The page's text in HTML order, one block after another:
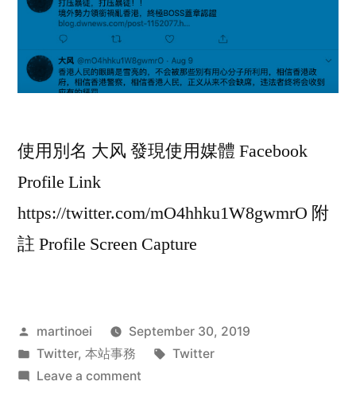
使用別名 大风 發現使用媒體 Facebook
Profile Link
https://twitter.com/mO4hhku1W8gwmrO 附
註 Profile Screen Capture
Posted
by
martinoei
September 30, 2019
Posted
in
Twitter, 本站事務 Tags:
Twitter
Leave a commenton